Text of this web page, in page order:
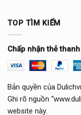
TOP TÌM KIẾM
Chấp nhận thẻ
Bản quyền của
Ghi rõ nguồn
website này.